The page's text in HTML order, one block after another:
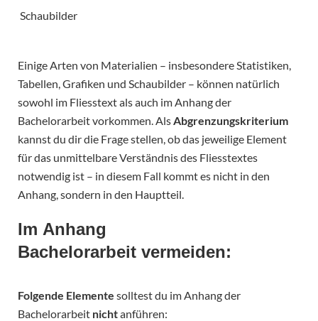
Schaubilder
Einige Arten von Materialien – insbesondere Statistiken,
Tabellen, Grafiken und Schaubilder – können natürlich
sowohl im Fliesstext als auch im Anhang der
Bachelorarbeit vorkommen. AlsAbgrenzungskriterium
kannst du dir die Frage stellen, ob das jeweilige Element
für das unmittelbare Verständnis des Fliesstextes
notwendig ist – in diesem Fall kommt es nicht in den
Anhang, sondern in den Hauptteil.
Im Anhang
Bachelorarbeit vermeiden:
Folgende Elemente solltest du im Anhang der
Bachelorarbeit nichtanführen: